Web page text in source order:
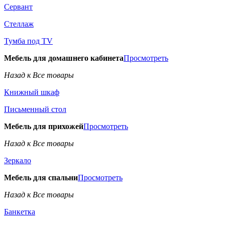
Сервант
Стеллаж
Тумба под TV
Мебель для домашнего кабинетаПросмотреть
Назад к Все товары
Книжный шкаф
Письменный стол
Мебель для прихожейПросмотреть
Назад к Все товары
Зеркало
Мебель для спальниПросмотреть
Назад к Все товары
Банкетка